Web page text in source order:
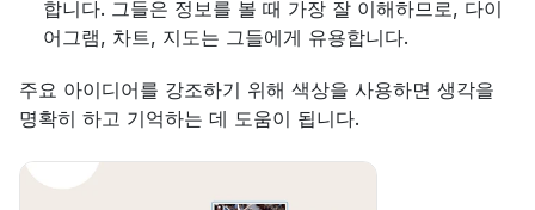
합니다. 그들은 정보를 볼 때 가장 잘 이해하므로, 다이
어그램, 차트, 지도는 그들에게 유용합니다.
주요 아이디어를 강조하기 위해 색상을 사용하면 생각을
명확히 하고 기억하는 데 도움이 됩니다.